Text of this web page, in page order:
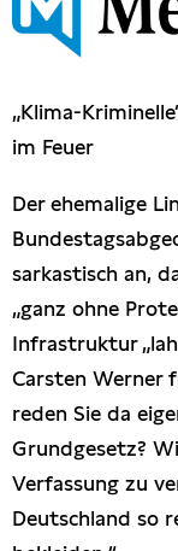
Interviews
Artikel
Publikationen
Anfragen
„Klima-
im Feuer
Der ehemalige
sarkastisch an,
„ganz ohne
Infrastruktur
Carsten Werner
reden Sie da
Grundgesetz?
Verfassung zu
Deutschland so